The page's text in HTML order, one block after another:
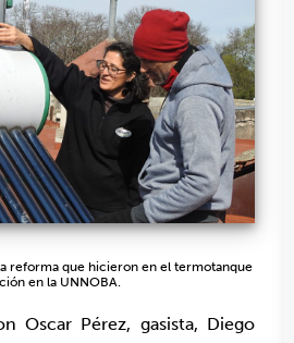
reforma que hicieron en el termotanque
en la UNNOBA.
Oscar Pérez, gasista, Diego